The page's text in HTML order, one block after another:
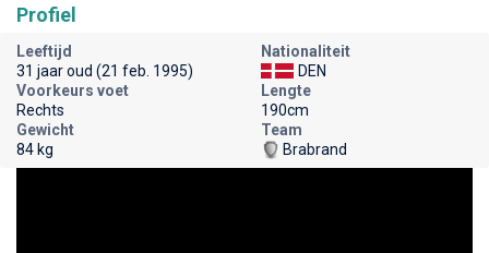
Profiel
Leeftijd
31 jaar oud (21 feb. 1995)
Nationaliteit
DEN
Voorkeurs voet
Rechts
Lengte
190cm
Gewicht
84 kg
Team
Brabrand